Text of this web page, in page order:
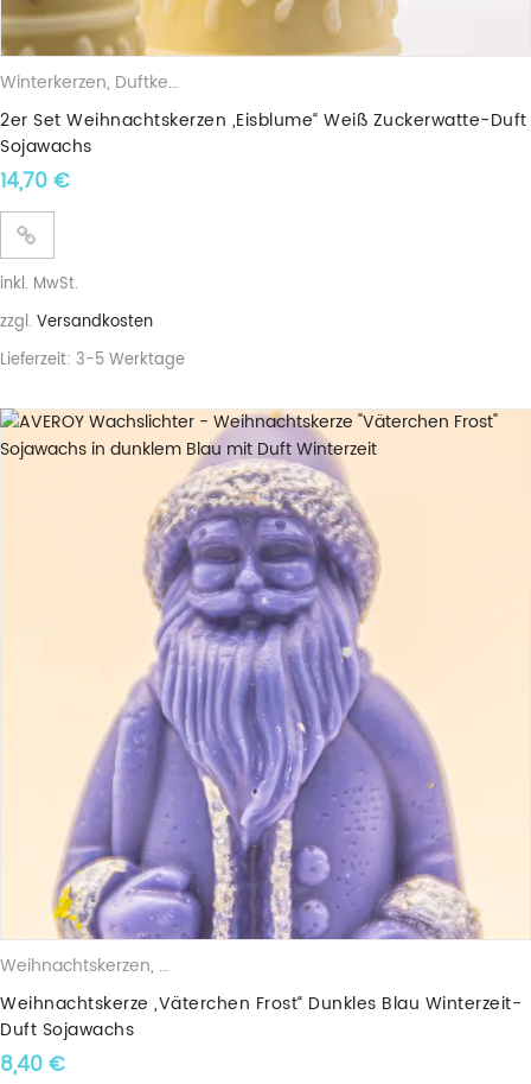
Winterkerzen, Duftkerzen
2er Set Weihnachtskerzen „Eisblume“ Weiß Zuckerwatte-Duft
Sojawachs
14,70€
inkl. MwSt.
zzgl. Versandkosten
Lieferzeit: 3-5 Werktage
Weihnachtskerzen, Duftkerzen
Weihnachtskerze „Väterchen Frost“ Dunkles Blau Winterzeit-
Duft Sojawachs
8,40€